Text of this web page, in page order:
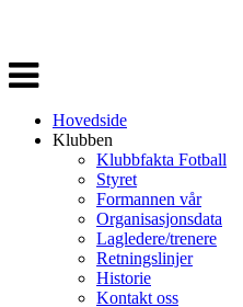
Veksle
navigasjon
Hovedside
Klubben
Klubbfakta Fotball
Styret
Formannen vår
Organisasjonsdata
Lagledere/trenere
Retningslinjer
Historie
Kontakt oss